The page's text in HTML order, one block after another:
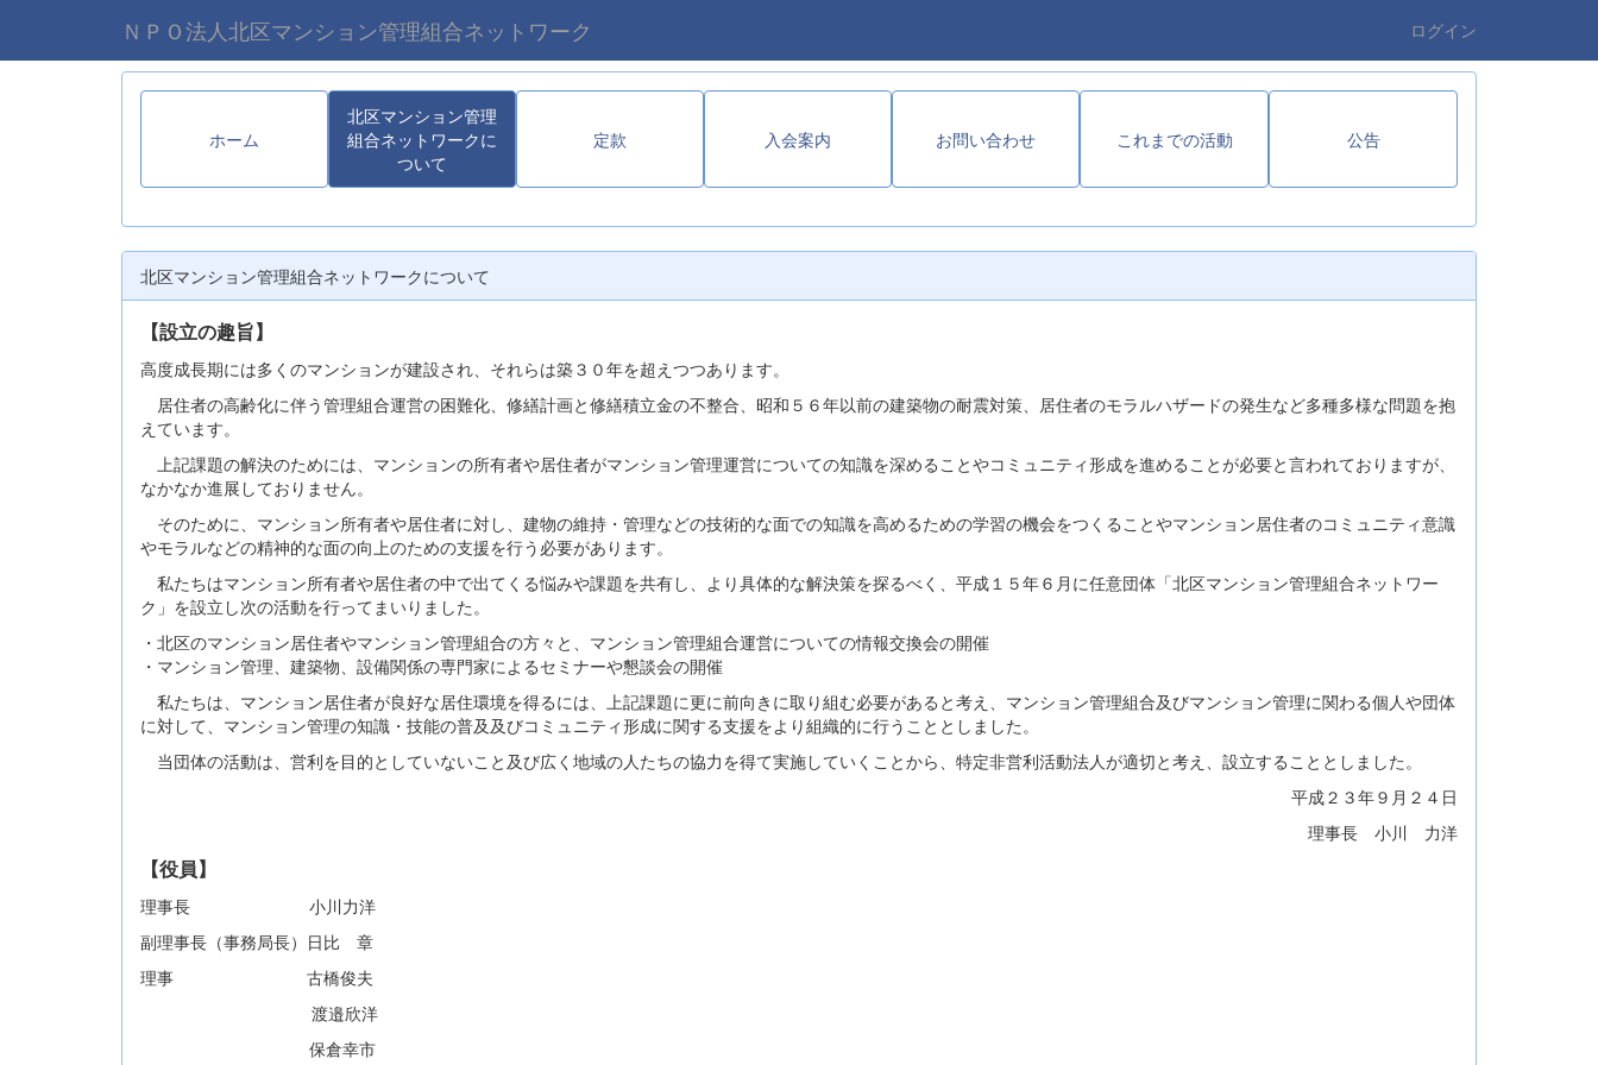
ＮＰＯ法人北区マンション管理組合ネットワーク ログイン
ホーム
北区マンション管理
組合ネットワークに
ついて
定款 入会案内 お問い合わせ これまでの活動 公告
北区マンション管理組合ネットワークについて
【設立の趣旨】
高度成長期には多くのマンションが建設され、それらは築３０年を超えつつあります。
居住者の高齢化に伴う管理組合運営の困難化、修繕計画と修繕積立金の不整合、昭和５６年以前の建築物の耐震対策、居住者のモラルハザードの発生など多種多様な問題を抱
えています。
上記課題の解決のためには、マンションの所有者や居住者がマンション管理運営についての知識を深めることやコミュニティ形成を進めることが必要と言われておりますが、
なかなか進展しておりません。
そのために、マンション所有者や居住者に対し、建物の維持・管理などの技術的な面での知識を高めるための学習の機会をつくることやマンション居住者のコミュニティ意識
やモラルなどの精神的な面の向上のための支援を行う必要があります。
私たちはマンション所有者や居住者の中で出てくる悩みや課題を共有し、より具体的な解決策を探るべく、平成１５年６月に任意団体「北区マンション管理組合ネットワー
ク」を設立し次の活動を行ってまいりました。
・北区のマンション居住者やマンション管理組合の方々と、マンション管理組合運営についての情報交換会の開催
・マンション管理、建築物、設備関係の専門家によるセミナーや懇談会の開催
私たちは、マンション居住者が良好な居住環境を得るには、上記課題に更に前向きに取り組む必要があると考え、マンション管理組合及びマンション管理に関わる個人や団体
に対して、マンション管理の知識・技能の普及及びコミュニティ形成に関する支援をより組織的に行うこととしました。
当団体の活動は、営利を目的としていないこと及び広く地域の人たちの協力を得て実施していくことから、特定非営利活動法人が適切と考え、設立することとしました。
平成２３年９月２４日
理事長 小川 力洋
【役員】
理事長 小川力洋
副理事長（事務局長）日比 章
理事 古橋俊夫
渡邉欣洋
保倉幸市